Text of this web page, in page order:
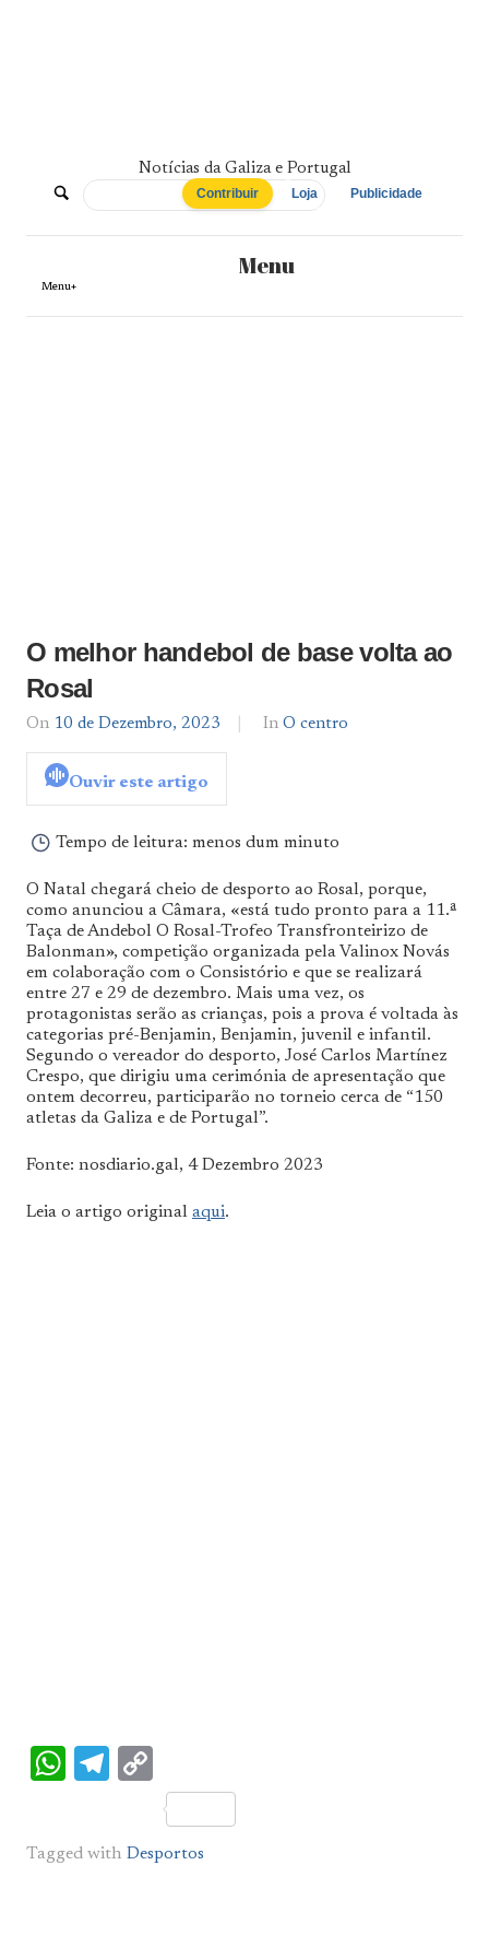
De
Norte
a
Notícias da Galiza e Portugal
Contribuir Loja Publicidade
Menu
Menu+
O melhor handebol de base volta ao
Rosal
On 10 de Dezembro, 2023
By
In O centro
Ouvir este artigo
Tempo de leitura: menos dum minuto
O Natal chegará cheio de desporto ao Rosal, porque,
como anunciou a Câmara, «está tudo pronto para a 11.ª
Taça de Andebol O Rosal-Trofeo Transfronteirizo de
Balonman», competição organizada pela Valinox Novás
em colaboração com o Consistório e que se realizará
entre 27 e 29 de dezembro. Mais uma vez, os
protagonistas serão as crianças, pois a prova é voltada às
categorias pré-Benjamin, Benjamin, juvenil e infantil.
Segundo o vereador do desporto, José Carlos Martínez
Crespo, que dirigiu uma cerimónia de apresentação que
ontem decorreu, participarão no torneio cerca de “150
atletas da Galiza e de Portugal”.
Fonte: nosdiario.gal, 4 Dezembro 2023
Leia o artigo original aqui.
WhatsApp
Telegram
Link
Tagged with Desportos